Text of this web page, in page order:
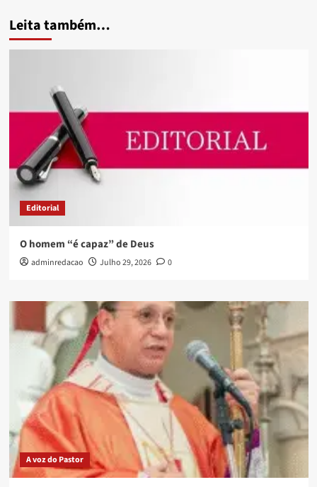
Leita também…
Editorial
O homem “é capaz” de Deus
adminredacao Julho 29, 2026 0
A voz do Pastor